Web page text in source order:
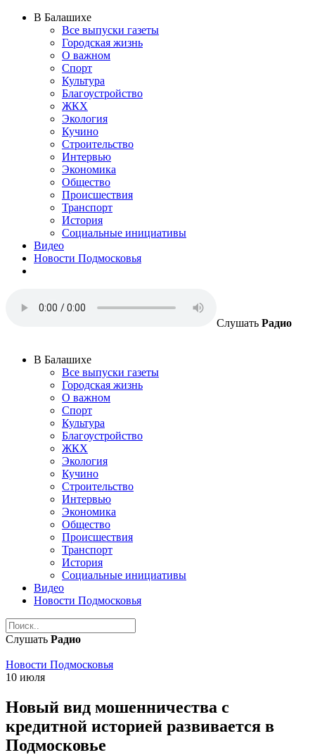
В Балашихе
Все выпуски газеты
Городская жизнь
О важном
Спорт
Культура
Благоустройство
ЖКХ
Экология
Кучино
Строительство
Интервью
Экономика
Общество
Происшествия
Транспорт
История
Социальные инициативы
Видео
Новости Подмосковья
Слушать Радио
В Балашихе
Все выпуски газеты
Городская жизнь
О важном
Спорт
Культура
Благоустройство
ЖКХ
Экология
Кучино
Строительство
Интервью
Экономика
Общество
Происшествия
Транспорт
История
Социальные инициативы
Видео
Новости Подмосковья
Слушать Радио
Новости Подмосковья
10 июля
Новый вид мошенничества с
кредитной историей развивается в
Подмосковье